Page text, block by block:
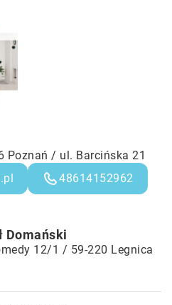
Poznań / ul. Barcińska 21
48614152962
Domański
12/1 / 59-220 Legnica